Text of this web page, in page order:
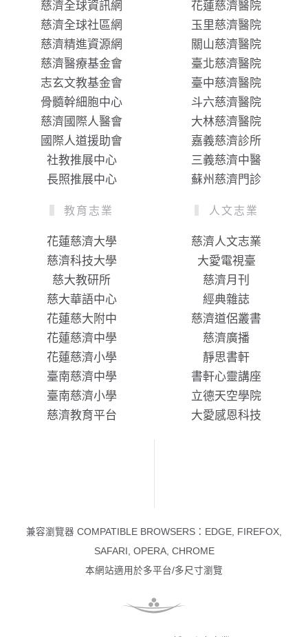
慈濟全球資訊網
慈濟全球社區網
慈濟精進資源網
慈濟醫療基金會
志玄文教基金會
骨髓幹細胞中心
慈濟國際人醫會
國際人道援助會
社教推展中心
長照推展中心
花蓮慈濟醫院
玉里慈濟醫院
關山慈濟醫院
臺北慈濟醫院
臺中慈濟醫院
斗六慈濟醫院
大林慈濟醫院
嘉義慈濟診所
三義慈濟中醫
蘇州慈濟門診
教育志業
花蓮慈濟大學
慈濟科技大學
慈大教研所
慈大華語中心
花蓮慈大附中
花蓮慈濟中學
花蓮慈濟小學
臺南慈濟中學
臺南慈濟小學
慈濟教育平台
人文志業
慈濟人文志業
大愛電視臺
慈濟月刊
經典雜誌
慈濟道侶叢書
慈濟廣播
靜思書軒
書軒心靈講座
立德天空學院
大愛感恩科技
兼容瀏覽器 COMPATIBLE BROWSERS：EDGE, FIREFOX,
SAFARI, OPERA, CHROME
本網站適用於多平台/多尺寸瀏覽